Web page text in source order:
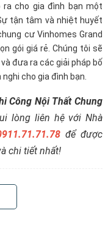
ra cho gia đình bạn một
tận tâm và nhiệt huyết
cư Vinhomes Grand
gói giá rẻ. Chúng tôi sẽ
đưa ra các giải pháp bố
cho gia đình bạn.
Công Nội Thất Chung
lòng liên hệ với Nhà
để được
chi tiết nhất!